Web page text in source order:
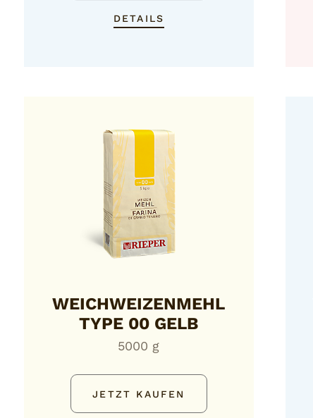
DETAILS
WEICHWEIZENMEHL
TYPE 00 GELB
5000 g
JETZT KAUFEN